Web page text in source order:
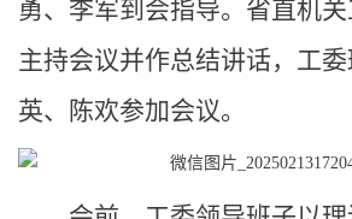
勇、李军到会指导。省直机
主持会议并作总结讲话，工
英、陈欢参加会议。